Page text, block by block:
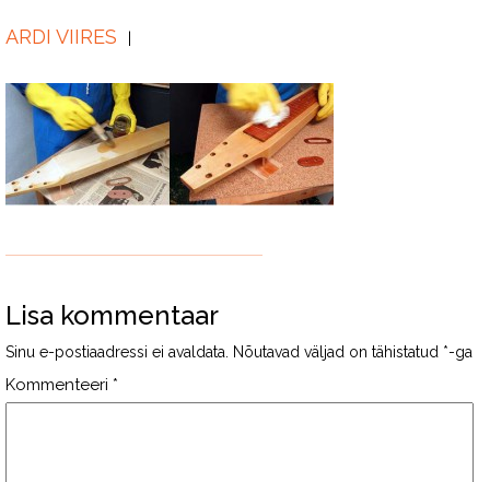
ARDI VIIRES
Lisa kommentaar
Sinu e-postiaadressi ei avaldata. Nõutavad väljad on tähistatud *-ga
Kommenteeri *